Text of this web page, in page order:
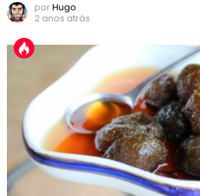
porHugo
2 anos atrás